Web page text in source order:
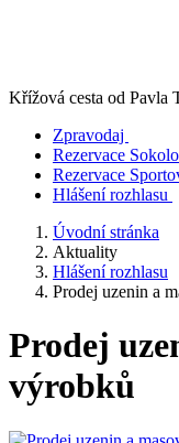
Křížová cesta od Pavla
Zpravodaj
Rezervace
Rezervace
Hlášení rozhlasu
Úvodní stránka
Aktuality
Hlášení rozhlasu
Prodej uzenin a
Prodej
výrobků